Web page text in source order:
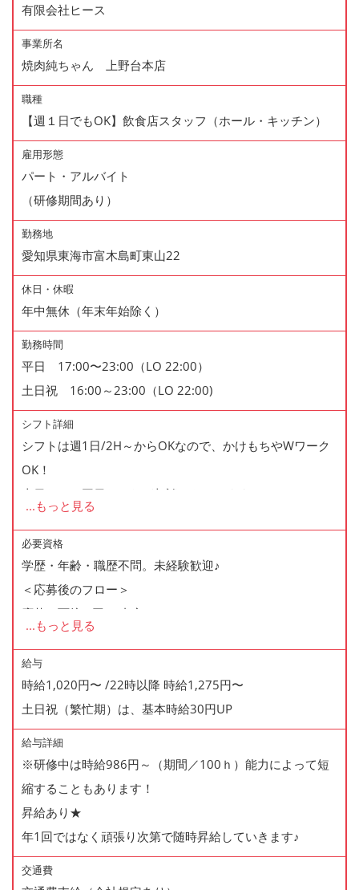
有限会社ヒース
事業所名
焼肉純ちゃん 上野台本店
職種
【週１日でもOK】飲食店スタッフ（ホール・キッチン）
雇用形態
パート・アルバイト
（研修期間あり）
勤務地
愛知県東海市富木島町東山22
休日・休暇
年中無休（年末年始除く）
勤務時間
平日 17:00〜23:00（LO 22:00）
土日祝 16:00～23:00（LO 22:00)
シフト詳細
シフトは週1日/2H～からOKなので、かけもちやWワーク
OK！
土日だけ、平日だけなど相談にものります。
シフトは半月毎に提出なので、テスト期間や学校行事があ
る、この時期は車校に通うから勤務を減らしたいなど休み
の相談も気軽にしてください♪
プライベートも充実させながら働けます。
... もっと見る
必要資格
学歴・年齢・職歴不問。未経験歓迎♪
＜応募後のフロー＞
応募→面接(1回)→内定
※面接時に履歴書(写真貼付)を持参下さい
※内定は面接から3日以内以内にご連絡致します
... もっと見る
給与
時給1,020円〜 /22時以降 時給1,275円〜
土日祝（繁忙期）は、基本時給30円UP
給与詳細
※研修中は時給986円～（期間／100ｈ）能力によって短
縮することもあります！
昇給あり★
年1回ではなく頑張り次第で随時昇給していきます♪
交通費